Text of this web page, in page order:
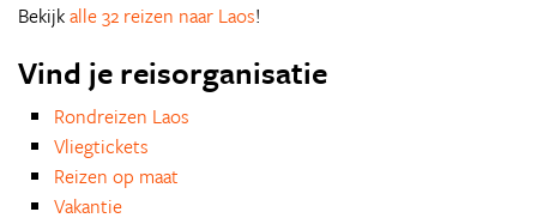
Bekijkalle 32 reizen naar Laos!
Vind je reisorganisatie
Rondreizen Laos
Vliegtickets
Reizen op maat
Vakantie